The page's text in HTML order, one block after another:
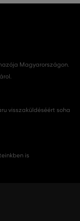
Magyarországon.
visszaküldéséért soha
is